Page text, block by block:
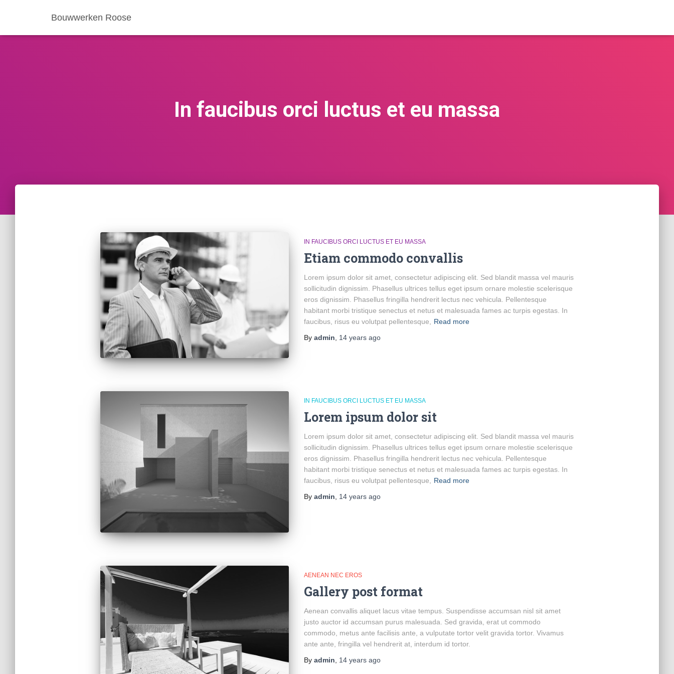
Bouwwerken Roose
In faucibus orci luctus et eu massa
IN FAUCIBUS ORCI LUCTUS ET EU MASSA
Etiam commodo convallis
Lorem ipsum dolor sit amet, consectetur adipiscing elit. Sed blandit massa vel mauris
sollicitudin dignissim. Phasellus ultrices tellus eget ipsum ornare molestie scelerisque
eros dignissim. Phasellus fringilla hendrerit lectus nec vehicula. Pellentesque
habitant morbi tristique senectus et netus et malesuada fames ac turpis egestas. In
faucibus, risus eu volutpat pellentesque,
Read more
By admin 14 yearsago
IN FAUCIBUS ORCI LUCTUS ET EU MASSA
Lorem ipsum dolor sit
Lorem ipsum dolor sit amet, consectetur adipiscing elit. Sed blandit massa vel mauris
sollicitudin dignissim. Phasellus ultrices tellus eget ipsum ornare molestie scelerisque
eros dignissim. Phasellus fringilla hendrerit lectus nec vehicula. Pellentesque
habitant morbi tristique senectus et netus et malesuada fames ac turpis egestas. In
faucibus, risus eu volutpat pellentesque,
Read more
By admin 14 yearsago
AENEAN NEC EROS
Gallery post format
Aenean convallis aliquet lacus vitae tempus. Suspendisse accumsan nisl sit amet
justo auctor id accumsan purus malesuada. Sed gravida, erat ut commodo
commodo, metus ante facilisis ante, a vulputate tortor velit gravida tortor. Vivamus
ante ante, fringilla vel hendrerit at, interdum id tortor.
By admin 14 yearsago